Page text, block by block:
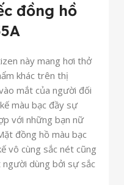
đồng hồ
này mang hơi thở
khác trên thị
mắt của người đối
màu bạc đầy sự
với những bạn nữ
đồng hồ màu bạc
vô cùng sắc nét cũng
dùng bởi sự sắc